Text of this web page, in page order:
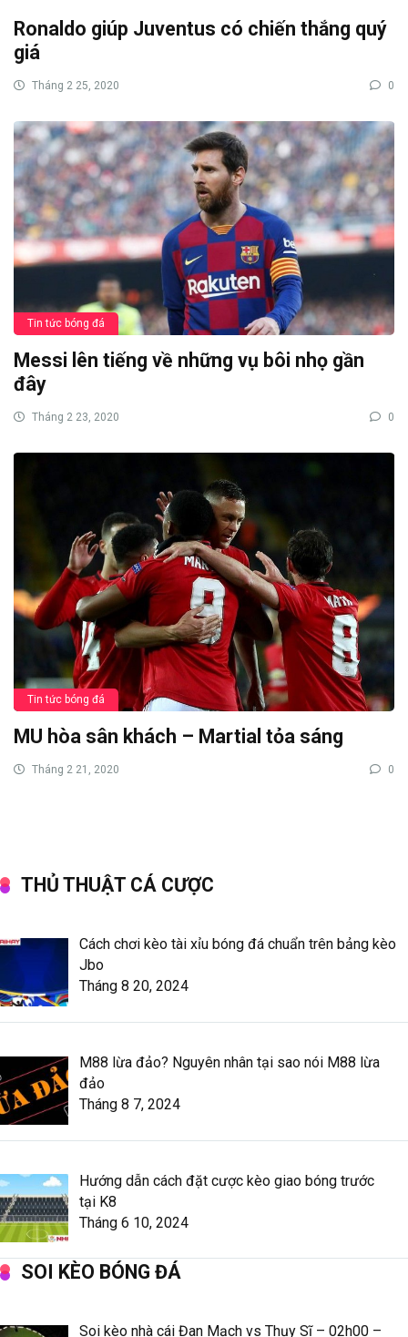
Ronaldo giúp Juventus có chiến thắng quý
giá
Tháng 2 25, 2020 0
Tin tức bóng đá
Messi lên tiếng về những vụ bôi nhọ gần
đây
Tháng 2 23, 2020 0
Tin tức bóng đá
MU hòa sân khách – Martial tỏa sáng
Tháng 2 21, 2020 0
THỦ THUẬT CÁ CƯỢC
Cách chơi kèo tài xỉu bóng đá chuẩn trên bảng kèo
Jbo
Tháng 8 20, 2024
M88 lừa đảo? Nguyên nhân tại sao nói M88 lừa
đảo
Tháng 8 7, 2024
Hướng dẫn cách đặt cược kèo giao bóng trước
tại K8
Tháng 6 10, 2024
SOI KÈO BÓNG ĐÁ
Soi kèo nhà cái Đan Mạch vs Thụy Sĩ – 02h00 –